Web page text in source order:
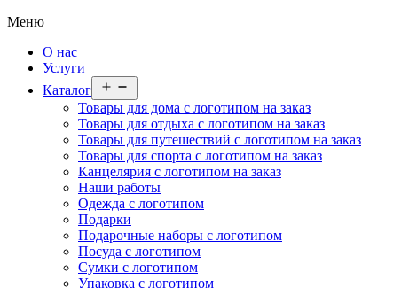
Меню
О нас
Услуги
Каталог
меню
Товары для дома с логотипом на заказ
Товары для отдыха с логотипом на заказ
Товары для путешествий с логотипом на заказ
Товары для спорта с логотипом на заказ
Канцелярия с логотипом на заказ
Наши работы
Одежда с логотипом
Подарки
Подарочные наборы с логотипом
Посуда с логотипом
Сумки с логотипом
Упаковка с логотипом